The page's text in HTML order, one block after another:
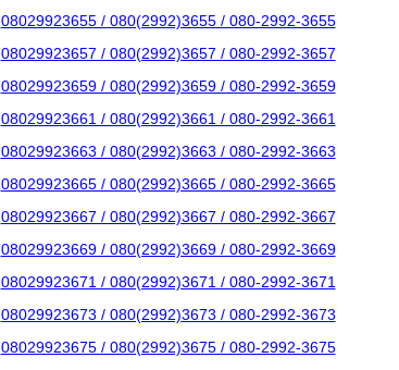
08029923655 / 080(2992)3655 / 080-2992-3655
08029923657 / 080(2992)3657 / 080-2992-3657
08029923659 / 080(2992)3659 / 080-2992-3659
08029923661 / 080(2992)3661 / 080-2992-3661
08029923663 / 080(2992)3663 / 080-2992-3663
08029923665 / 080(2992)3665 / 080-2992-3665
08029923667 / 080(2992)3667 / 080-2992-3667
08029923669 / 080(2992)3669 / 080-2992-3669
08029923671 / 080(2992)3671 / 080-2992-3671
08029923673 / 080(2992)3673 / 080-2992-3673
08029923675 / 080(2992)3675 / 080-2992-3675